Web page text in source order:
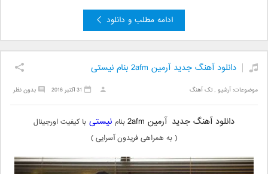
ادامه مطلب و دانلود
دانلود آهنگ جدید آرمین 2afm بنام نیستی
موضوعات:آرشیو ,تک آهنگ بدون نظر 31 اکتبر 2016
دانلود آهنگ جدید آرمین 2afm بنام نیستی با کیفیت اورجینال
( به همراهی فریدون آسرایی )